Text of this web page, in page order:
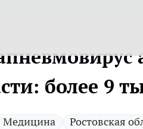
более 9
Медицина Ростовская